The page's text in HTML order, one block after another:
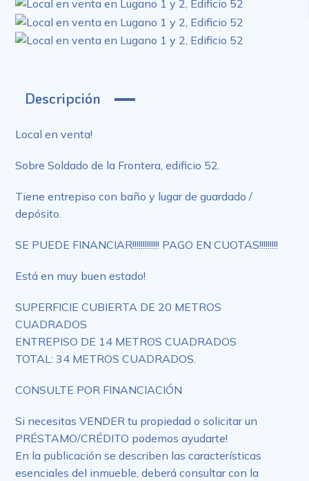
Descripción
Local en venta!
Sobre Soldado de la Frontera, edificio 52.
Tiene entrepiso con baño y lugar de guardado /
depósito.
SE PUEDE FINANCIAR!!!!!!!!!!!!! PAGO EN CUOTAS!!!!!!!!!
Está en muy buen estado!
SUPERFICIE CUBIERTA DE 20 METROS
CUADRADOS
ENTREPISO DE 14 METROS CUADRADOS
TOTAL: 34 METROS CUADRADOS.
CONSULTE POR FINANCIACIÓN
Si necesitas VENDER tu propiedad o solicitar un
PRÉSTAMO/CRÉDITO podemos ayudarte!
En la publicación se describen las características
esenciales del inmueble, deberá consultar con la